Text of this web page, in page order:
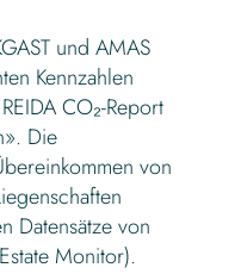
und AMAS
Kennzahlen
CO₂-Report
Die
von
Datensätze von
Monitor).